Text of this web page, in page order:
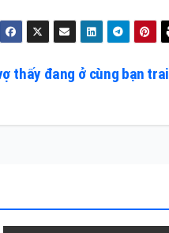
thấy đang ở cùng bạn trai